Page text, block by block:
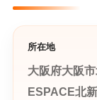
所在地
大阪府大阪
ESPACE北